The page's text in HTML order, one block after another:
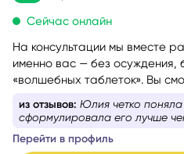
Сейчас онлайн
На консультации мы вместе
именно вас — без осуждения,
«волшебных таблеток». Вы
услышать себя и понять,
сейчас тяжело, тревожно
вперёд.
из отзывов: Юлия четко
сформулировала его лучше
Перейти в профиль